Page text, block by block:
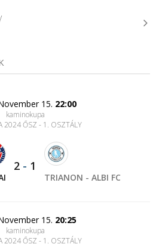
15. 22:00
kaminokupa
2024 ŐSZ - 1. OSZTÁLY
2 - 1
TRIANON - ALBI FC
15. 20:25
kaminokupa
2024 ŐSZ - 1. OSZTÁLY